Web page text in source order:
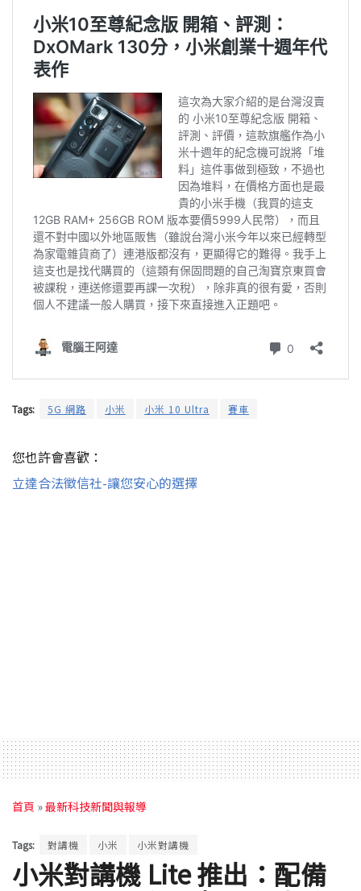
Tags: 5G 網路 小米 小米 10 Ultra 賽車
您也許會喜歡：
立達合法徵信社-讓您安心的選擇
首頁 »最新科技新聞與報導
Tags: 對講機 小米 小米對講機
小米對講機 Lite 推出：配備